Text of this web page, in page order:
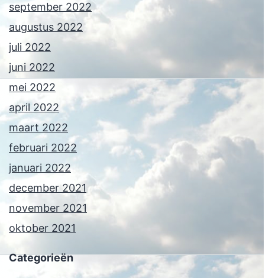
september 2022
augustus 2022
juli 2022
juni 2022
mei 2022
april 2022
maart 2022
februari 2022
januari 2022
december 2021
november 2021
oktober 2021
Categorieën